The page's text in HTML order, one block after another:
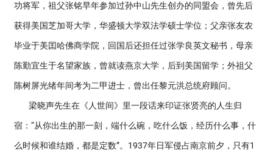
功将军，祖父张铭早年参加过孙中山先生创办的同盟会，曾先后
获得美国芝加哥大学，华盛顿大学双法学硕士学位；父亲张友农
毕业于美囯哈佛商学院，回国后还担任过张学良英文秘书，母亲
陈勤宜生于名望家族，曾就读燕京大学，后到美国留学；外祖父
陈树屏光绪年间考为二甲进士，曾出任黎元洪总统府顾问。
梁晓声先生在《人世间》里一段话来印证张贤亮的人生归
宿：“从你出生的那一刻，端什么碗，吃什么饭，经历什么事，什
么时候和谁结婚，都是定数”。1937年日军侵占南京前夕，只有1